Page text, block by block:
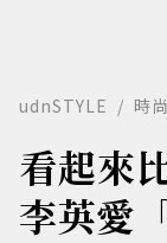
udnSTYLE 時
看起來
李英愛